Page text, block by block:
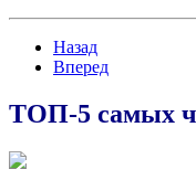
Назад
Вперед
ТОП-5 самых